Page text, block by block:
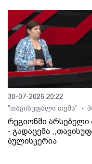
30-07-2026 20:22
"თავისუფალი თემა"
•
რეგიონში არსებული
- გადაცემა
ბულისკერია